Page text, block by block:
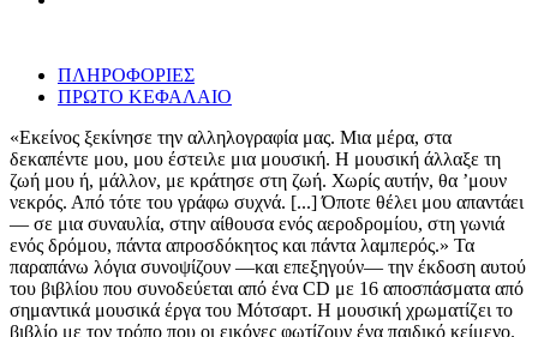
ΠΛΗΡΟΦΟΡΙΕΣ
ΠΡΩΤΟ ΚΕΦΑΛΑΙΟ
«Εκείνος ξεκίνησε την αλληλογραφία μας. Μια μέρα, στα
δεκαπέντε μου, μου έστειλε μια μουσική. Η μουσική άλλαξε τη
ζωή μου ή, μάλλον, με κράτησε στη ζωή. Χωρίς αυτήν, θα ’μουν
νεκρός. Από τότε του γράφω συχνά. [...] Όποτε θέλει μου απαντάει
— σε μια συναυλία, στην αίθουσα ενός αεροδρομίου, στη γωνιά
ενός δρόμου, πάντα απροσδόκητος και πάντα λαμπερός.» Τα
παραπάνω λόγια συνοψίζουν —και επεξηγούν— την έκδοση αυτού
του βιβλίου που συνοδεύεται από ένα CD με 16 αποσπάσματα από
σημαντικά μουσικά έργα του Μότσαρτ. Η μουσική χρωματίζει το
βιβλίο με τον τρόπο που οι εικόνες φωτίζουν ένα παιδικό κείμενο.